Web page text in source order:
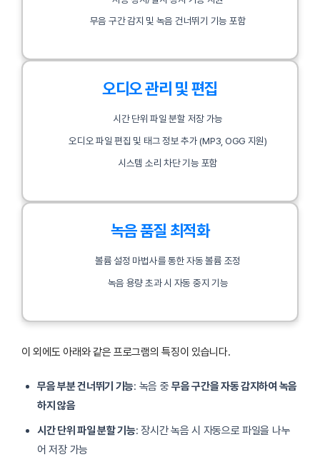
무음 구간 감지 및 녹음 건너뛰기 기능 포함
오디오 관리 및 편집
시간 단위 파일 분할 저장 가능
오디오 파일 편집 및 태그 정보 추가 (MP3, OGG 지원)
시스템 소리 차단 기능 포함
녹음 품질 최적화
볼륨 설정 마법사를 통한 자동 볼륨 조정
녹음 용량 초과 시 자동 중지 기능
이 외에도 아래와 같은 프로그램의 특징이 있습니다.
무음 부분 건너뛰기 기능: 녹음 중무음 구간을 자동 감지하여 녹음
하지 않음
시간 단위 파일 분할 기능: 장시간 녹음 시 자동으로 파일을 나누
어 저장 가능